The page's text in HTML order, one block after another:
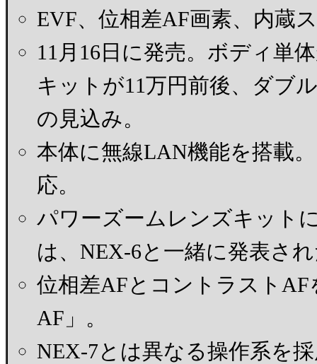
EVF、位相差AF画素、内蔵
11月16日に発売。ボディ単
キットが11万円前後、ダブ
の見込み。
本体に無線LAN機能を搭載
応。
パワーズームレンズキット
は、NEX-6と一緒に発表さ
位相差AFとコントラスト
AF」。
NEX-7とは異なる操作系を